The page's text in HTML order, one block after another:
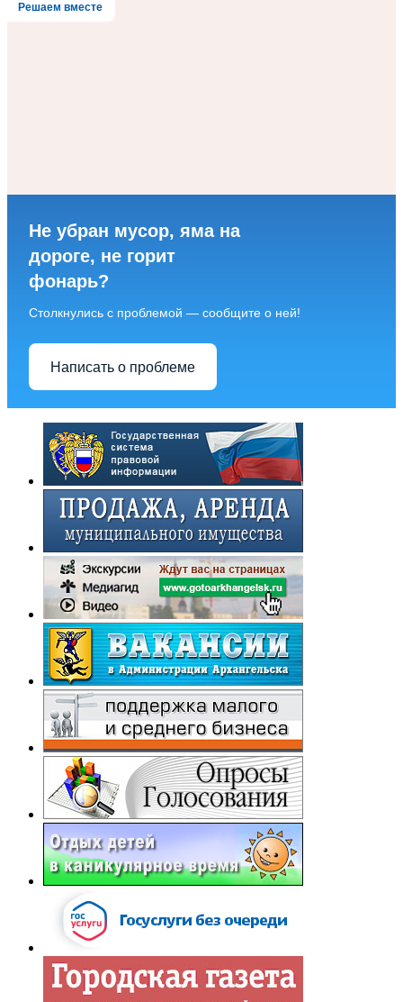
Решаем вместе
Не убран мусор, яма на
дороге, не горит
фонарь?
Столкнулись с проблемой — сообщите о ней!
Написать о проблеме